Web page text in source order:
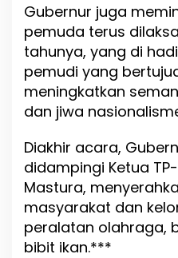
Gubernur juga
pemuda terus
tahunya, yang di
pemudi yang
meningkatkan
dan jiwa
Diakhir acara,
didampingi Ketua
Mastura,
masyarakat dan
peralatan olahraga,
bibit ikan.***